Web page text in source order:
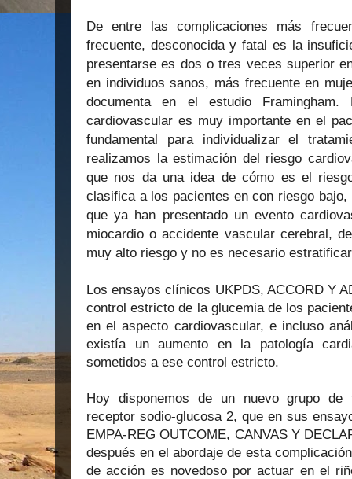
De entre las complicaciones más
frecuente, desconocida y fatal es la
presentarse es dos o tres veces superior
en individuos sanos, más frecuente en
documenta en el estudio Framingham.
cardiovascular es muy importante en el
fundamental para individualizar el
realizamos la estimación del riesgo
que nos da una idea de cómo es el
clasifica a los pacientes en con riesgo
que ya han presentado un evento
miocardio o accidente vascular cerebral,
muy alto riesgo y no es necesario
Los ensayos clínicos UKPDS, ACCORD Y
control estricto de la glucemia de los
en el aspecto cardiovascular, e incluso
existía un aumento en la patología
sometidos a ese control estricto.
Hoy disponemos de un nuevo grupo de
receptor sodio-glucosa 2, que en sus
EMPA-REG OUTCOME, CANVAS Y
después en el abordaje de esta
de acción es novedoso por actuar en el